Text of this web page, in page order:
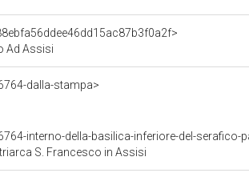
Ad Assisi
dalla-stampa>
interno-della-basilica-inferiore-del-serafico-
S. Francesco in Assisi